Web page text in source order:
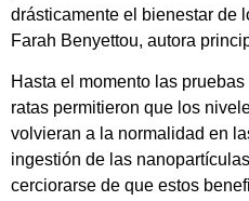
drásticamente el bienestar de
Farah Benyettou, autora
Hasta el momento las
ratas permitieron que los
volvieran a la normalidad en
ingestión de las
cerciorarse de que estos